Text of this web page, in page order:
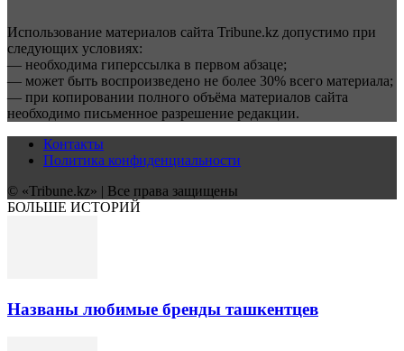
Использование материалов сайта Tribune.kz допустимо при
следующих условиях:
— необходима гиперссылка в первом абзаце;
— может быть воспроизведено не более 30% всего материала;
— при копировании полного объёма материалов сайта
необходимо письменное разрешение редакции.
Контакты
Политика конфиденциальности
© «Tribune.kz» | Все права защищены
БОЛЬШЕ ИСТОРИЙ
Названы любимые бренды ташкентцев